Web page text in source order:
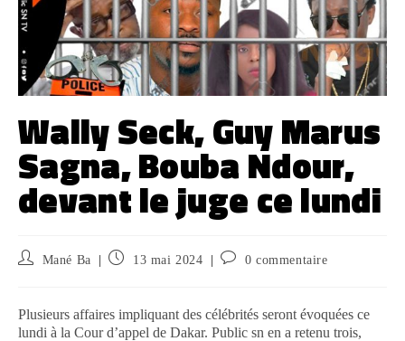
Wally Seck, Guy Marus
Sagna, Bouba Ndour,
devant le juge ce lundi
Mané Ba 13 mai 2024 0 commentaire
Plusieurs affaires impliquant des célébrités seront évoquées ce
lundi à la Cour d’appel de Dakar. Public sn en a retenu trois,